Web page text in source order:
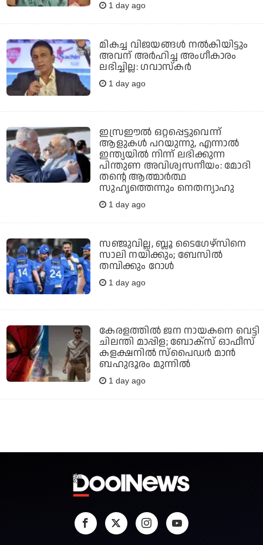
1 day ago
മികച്ച വിജയങ്ങൾ നൽകിയിട്ടും
അവന് അർഹിച്ച അംഗീകാരം
ലഭിച്ചില്ല: ഗവാസ്‌കർ
1 day ago
ഇസ്രഈല്‍ ഒറ്റപ്പെട്ടുവെന്ന്
ആളുകള്‍ പറയുന്നു, എന്നാല്‍
ഇന്ത്യയില്‍ നിന്ന് ലഭിക്കുന്ന
പിന്തുണ അവിശ്വസനീയം: മോദി
തന്റെ ആത്മാര്‍ത്ഥ
സുഹൃത്തെന്നും നെതന്യാഹു
1 day ago
സഞ്ജുവില്ല, ബ്ലൂ ടൈഗേഴ്‌സിനെ
സാലി നയിക്കും; ബേസില്‍
തമ്പിക്കും റോള്‍
1 day ago
കേരളത്തില്‍ ജന നായകനെ വെട്ടി
ചിലന്തി മാപ്പിള; ബോക്‌സ് ഓഫീസ്
കളക്ഷനില്‍ സ്‌പൈഡര്‍ മാന്‍
ബഹുദൂരം മുന്നില്‍
1 day ago